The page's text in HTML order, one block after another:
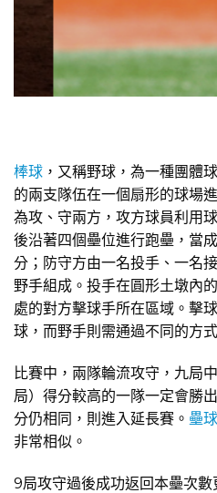
棒球 ，又稱野球，為一種團體
的兩支隊伍在一個扇形的球場
為攻、守兩方，攻方球員利用
後沿著四個壘位進行跑壘，當
分；防守方由一名投手、一名
野手組成。投手在圓形土墩內
處的對方擊球手所在區域。擊
球，而野手則需通過不同的方
比賽中，兩隊輪流攻守，九局
局）得分較高的一隊一定會勝
分仍相同，則進入延長賽。 壘球
非常相似。
9局攻守過後成功返回本壘次數